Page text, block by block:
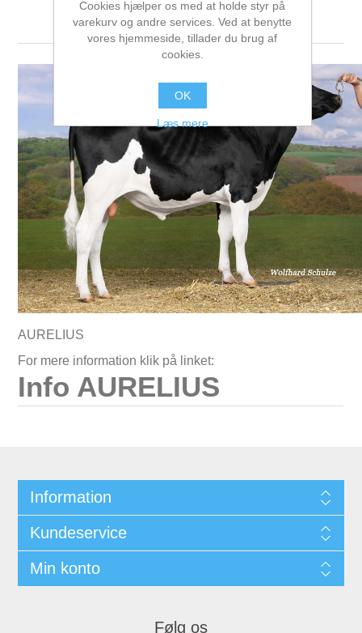
Aurelius
AURELIUS
For mere information klik på linket:
Info AURELIUS
Information
Kundeservice
Min konto
Følg os
Cookies hjælper os med at holde styr på
varekurv og andre services. Ved at benytte
vores hjemmeside, tillader du brug af
cookies.
OK
Læs mere